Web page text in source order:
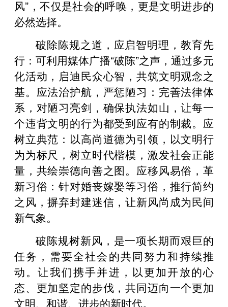
风”，不仅是社会的呼唤，更是文明进步的
必然选择。
破除陈规之道，应启智明理，教育先
行：可利用媒体广播“破陈”之声，通过多元
化活动，启迪民众心智，共筑文明观念之
基。应法治护航，严惩陋习：完善法律体
系，对陋习亮剑，确保执法如山，让每一
个违背文明的行为都受到应有的制裁。应
树立典范：以高尚道德为引领，以文明行
为为标尺，树立时代楷模，激发社会正能
量，共绘崇德向善之图。应移风易俗，革
新习俗：针对婚丧嫁娶等习俗，推行简约
之风，摒弃封建迷信，让新风尚成为民间
新气象。
破陈规树新风，是一项长期而艰巨的
任务，需要全社会的共同努力和持续推
动。让我们携手并进，以更加开放的心
态、更加坚定的步伐，共同迈向一个更加
文明、和谐、进步的新时代。